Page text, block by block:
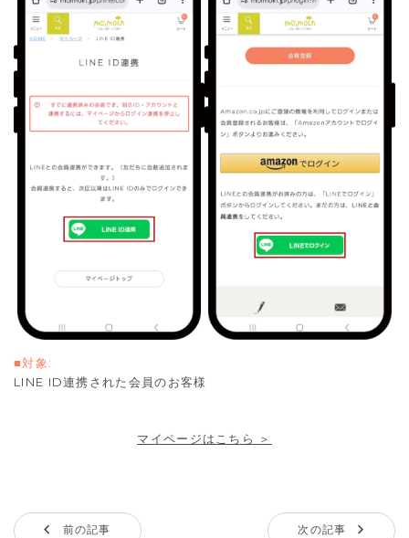
■対象:
LINE ID連携された会員のお客様
マイページはこちら ＞
前の記事 次の記事